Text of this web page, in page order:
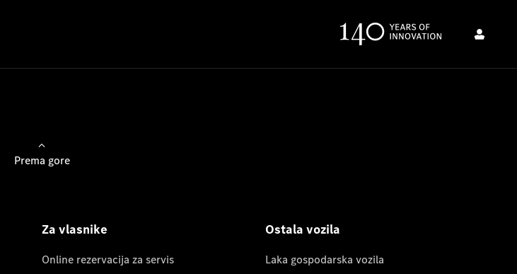
Prema gore
Za vlasnike
Online rezervacija za servis
Ostala vozila
Laka gospodarska vozila